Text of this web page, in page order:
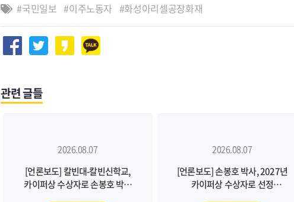
국민일보 이주노동자 화성아리셀공장화재
관련 글들
2026.08.07
[언론보도] 칼빈대-칼빈신학교,
카이퍼상 수상자로 손봉호 박사
2026.08.07
[언론보도] 손봉호 박사, 2027년
카이퍼상 수상자로 선정